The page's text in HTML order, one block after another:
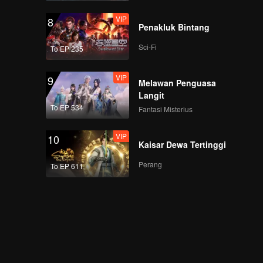
8
To EP 235
VIP
Penakluk Bintang
Sci-Fi
9
To EP 534
VIP
Melawan Penguasa
Langit
Fantasi Misterius
10
To EP 611
VIP
Kaisar Dewa Tertinggi
Perang